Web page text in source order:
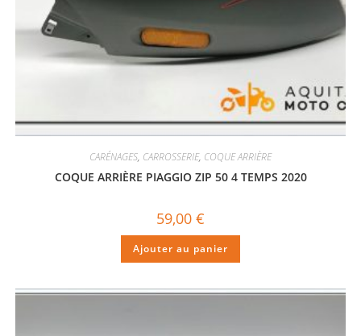
CARÉNAGES, CARROSSERIE, COQUE ARRIÈRE
COQUE ARRIÈRE PIAGGIO ZIP 50 4 TEMPS 2020
59,00 €
Ajouter au panier